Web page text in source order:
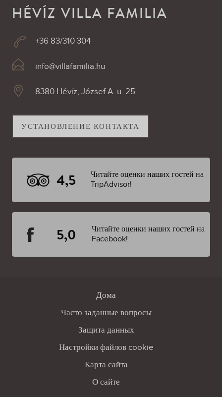
HÉVÍZ VILLA FAMILIA
+36 83/310 304
info@villafamilia.hu
8380 Hévíz, József A. u. 25.
УСТАНОВЛЕНИЕ КОНТАКТА
4,5
Читайте оценки наших гостей на
TripAdvisor!
5,0
Читайте оценки наших гостей на
Facebook!
Дома
Часто заданные вопросы
Защита данных
Настройки файлов cookie
Карта сайта
О сайте